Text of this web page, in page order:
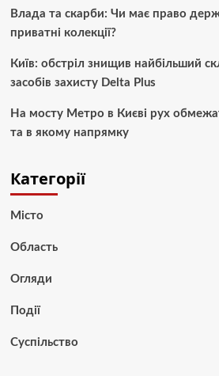
Влада та скарби: Чи має право
приватні колекції?
Київ: обстріл знищив найбільший
засобів захисту Delta Plus
На мосту Метро в Києві рух
та в якому напрямку
Категорії
Місто
Область
Огляди
Події
Суспільство